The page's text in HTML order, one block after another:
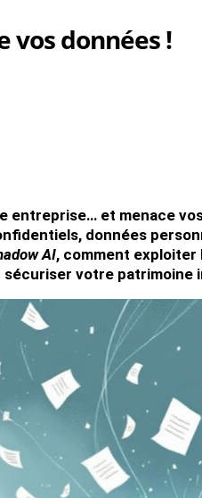
vos données !
entreprise… et menace
données
AI, comment exploiter
votre patrimoine